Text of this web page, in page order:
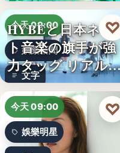
今天 09:00
娛樂新聞
文字
HYBEと日本ネッ
ト音楽の旗手が強
力タッグ リアル×
バー…
♡
今天 09:00
娛樂明星
♡